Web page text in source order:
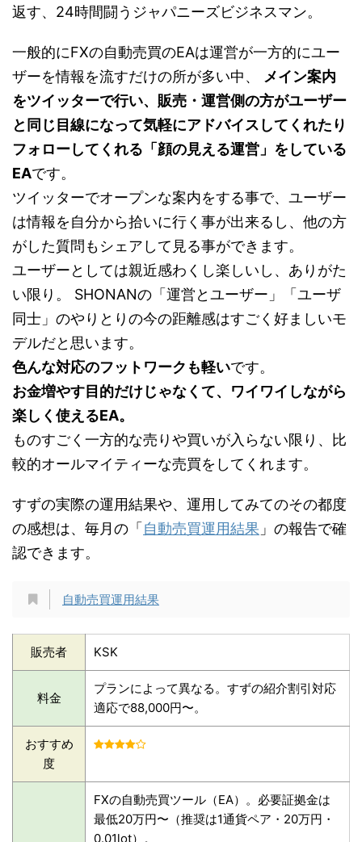
返す、24時間闘うジャパニーズビジネスマン。
一般的にFXの自動売買のEAは運営が一方的にユー
ザーを情報を流すだけの所が多い中、
メイン案内
をツイッターで行い、販売・運営側の方がユーザー
と同じ目線になって気軽にアドバイスしてくれたり
フォローしてくれる「顔の見える運営」をしている
EAです。
ツイッターでオープンな案内をする事で、ユーザー
は情報を自分から拾いに行く事が出来るし、他の方
がした質問もシェアして見る事ができます。
ユーザーとしては親近感わくし楽しいし、ありがた
い限り。 SHONANの「運営とユーザー」「ユーザ
同士」のやりとりの今の距離感はすごく好ましいモ
デルだと思います。
色んな対応のフットワークも軽いです。
お金増やす目的だけじゃなくて、ワイワイしながら
楽しく使えるEA。
ものすごく一方的な売りや買いが入らない限り、比
較的オールマイティーな売買をしてくれます。
すずの実際の運用結果や、運用してみてのその都度
の感想は、毎月の「 自動売買運用結果 」の報告で確
認できます。
自動売買運用結果
販売者 KSK
料金
プランによって異なる。すずの紹介割引対応
適応で88,000円〜。
おすすめ
度
FXの自動売買ツール（EA）。必要証拠金は
最低20万円〜（推奨は1通貨ペア・20万円・
0.01lot）。